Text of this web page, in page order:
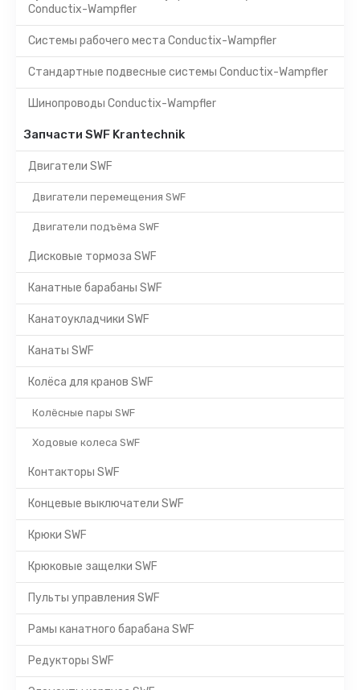
Conductix-Wampfler
Системы рабочего места Conductix-Wampfler
Стандартные подвесные системы Conductix-Wampfler
Шинопроводы Conductix-Wampfler
Запчасти SWF Krantechnik
Двигатели SWF
Двигатели перемещения SWF
Двигатели подъёма SWF
Дисковые тормоза SWF
Канатные барабаны SWF
Канатоукладчики SWF
Канаты SWF
Колёса для кранов SWF
Колёсные пары SWF
Ходовые колеса SWF
Контакторы SWF
Концевые выключатели SWF
Крюки SWF
Крюковые защелки SWF
Пульты управления SWF
Рамы канатного барабана SWF
Редукторы SWF